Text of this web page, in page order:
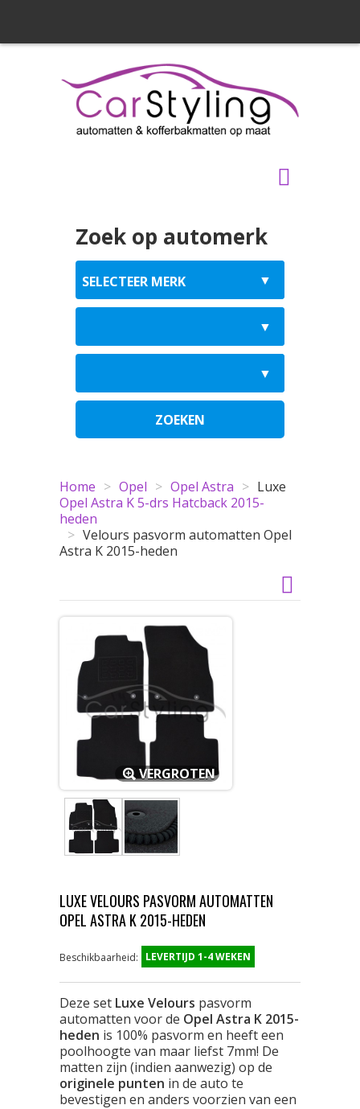
Zoek op automerk
ZOEKEN
Home > Opel > Opel Astra >
Opel Astra K 5-drs Hatcback 2015-
heden
>
Luxe
Velours pasvorm automatten Opel
Astra K 2015-heden
VERGROTEN
LUXE VELOURS PASVORM AUTOMATTEN
OPEL ASTRA K 2015-HEDEN
Beschikbaarheid: LEVERTIJD 1-4 WEKEN
Deze set Luxe Velours pasvorm
automatten voor de Opel Astra K 2015-
heden is 100% pasvorm en heeft een
poolhoogte van maar liefst 7mm! De
matten zijn (indien aanwezig) op de
originele punten in de auto te
bevestigen en anders voorzien van een